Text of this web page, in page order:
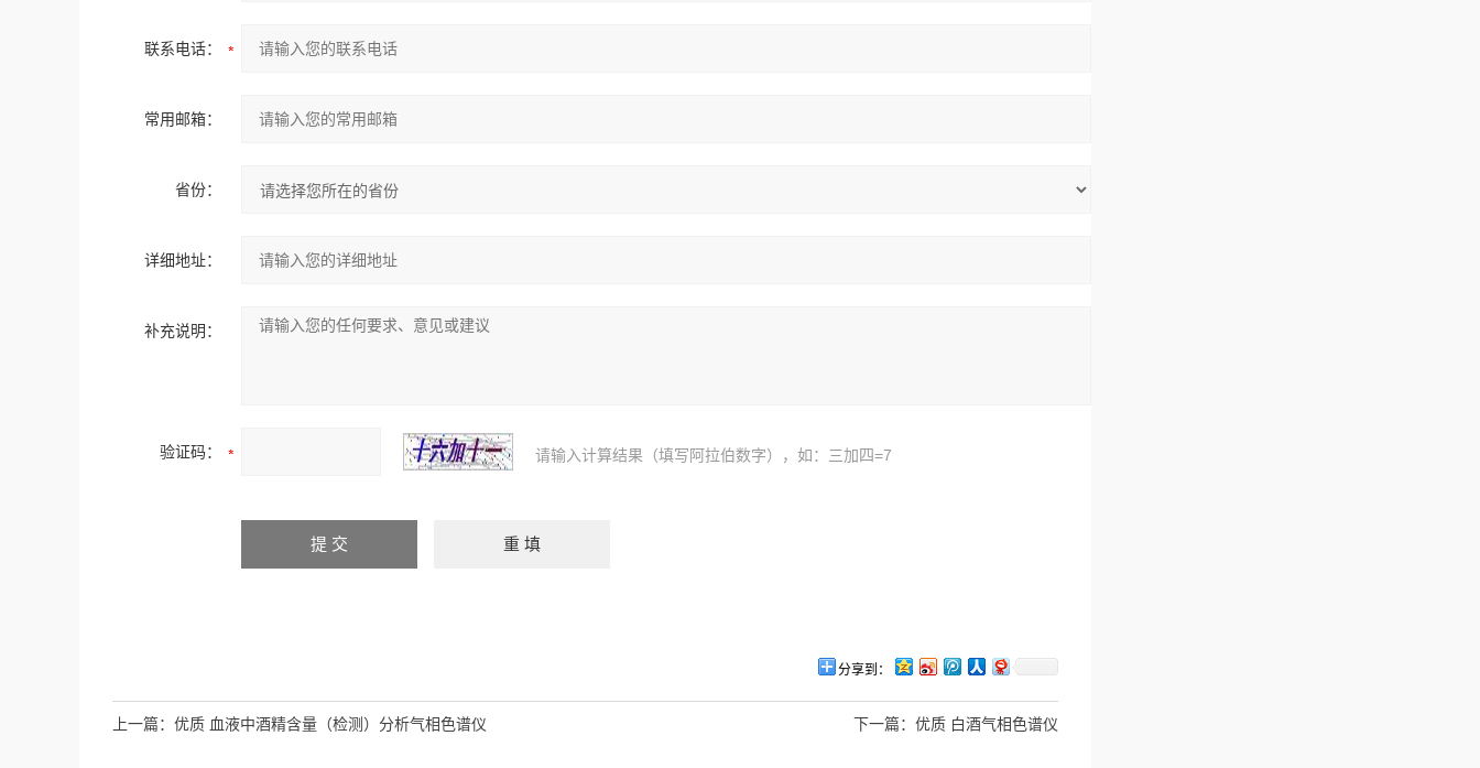
联系电话：
常用邮箱：
省份：
详细地址：
补充说明：
验证码： 请输入计算结果（填写阿拉伯数字），如：三加四=7
分享到：
上一篇： 优质 血液中酒精含量（检测）分析气相色谱仪 下一篇： 优质 白酒气相色谱仪